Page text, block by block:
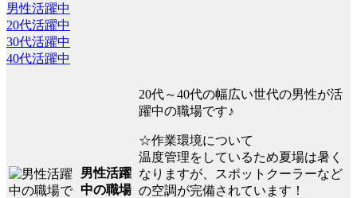
男性活躍中
20代活躍中
30代活躍中
40代活躍中
男性活躍
中の職場
20代～40代の幅広い世代の男性が活
躍中の職場です♪
☆作業環境について
温度管理をしているため夏場は暑く
なりますが、スポットクーラーなど
の空調が完備されています！